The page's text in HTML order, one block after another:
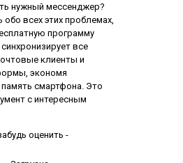
нужный мессенджер?
всех этих проблемах,
программу
все
клиенты и
экономя
смартфона. Это
с интересным
оценить -